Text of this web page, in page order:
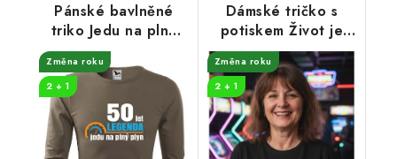
Pánské bavlněné
triko Jedu na plný
plyn
Změna roku
2 + 1
Dámské tričko s
potiskem Život je
hra
Změna roku
2 + 1